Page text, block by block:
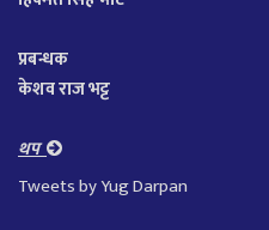
प्रबन्धक
केशव राज भट्ट
थप
Tweets by Yug Darpan